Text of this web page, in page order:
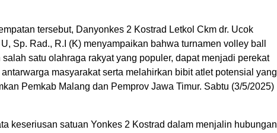
tersebut, Danyonkes 2 Kostrad Letkol Ckm dr. Ucok
Sp. Rad., R.I (K) menyampaikan bahwa turnamen volley ball
salah satu olahraga rakyat yang populer, dapat menjadi perekat
masyarakat serta melahirkan bibit atlet potensial yang
Pemkab Malang dan Pemprov Jawa Timur. Sabtu (3/5/2025)
keseriusan satuan Yonkes 2 Kostrad dalam menjalin hubungan